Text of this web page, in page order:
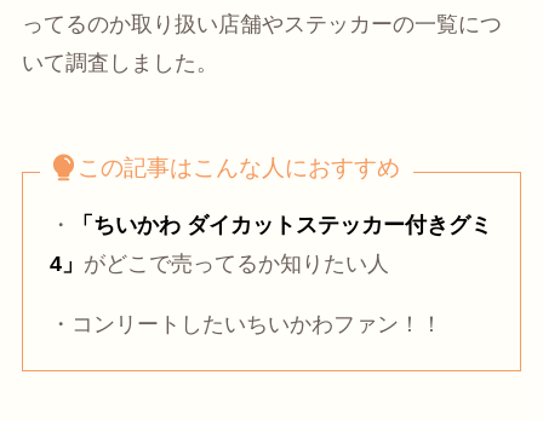
ってるのか取り扱い店舗やステッカーの一覧につ
いて調査しました。
この記事はこんな人におすすめ
・
「ちいかわ ダイカットステッカー付きグミ
4」 がどこで売ってるか知りたい人
・コンリートしたいちいかわファン！！